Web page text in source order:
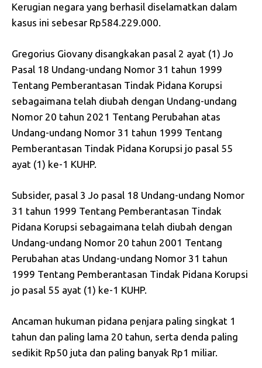
Kerugian negara yang berhasil diselamatkan dalam
kasus ini sebesar Rp584.229.000.
Gregorius Giovany disangkakan pasal 2 ayat (1) Jo
Pasal 18 Undang-undang Nomor 31 tahun 1999
Tentang Pemberantasan Tindak Pidana Korupsi
sebagaimana telah diubah dengan Undang-undang
Nomor 20 tahun 2021 Tentang Perubahan atas
Undang-undang Nomor 31 tahun 1999 Tentang
Pemberantasan Tindak Pidana Korupsi jo pasal 55
ayat (1) ke-1 KUHP.
Subsider, pasal 3 Jo pasal 18 Undang-undang Nomor
31 tahun 1999 Tentang Pemberantasan Tindak
Pidana Korupsi sebagaimana telah diubah dengan
Undang-undang Nomor 20 tahun 2001 Tentang
Perubahan atas Undang-undang Nomor 31 tahun
1999 Tentang Pemberantasan Tindak Pidana Korupsi
jo pasal 55 ayat (1) ke-1 KUHP.
Ancaman hukuman pidana penjara paling singkat 1
tahun dan paling lama 20 tahun, serta denda paling
sedikit Rp50 juta dan paling banyak Rp1 miliar.